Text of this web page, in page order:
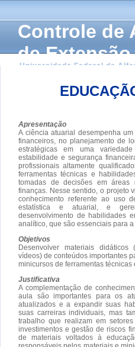
Controle de
de Extensão
Universidade Federal de
Apresentação
A ciência atuarial desempenha
financeiros, no planejamento de
estratégicas em uma
estabilidade e segurança
profissionais altamente
ferramentas técnicas e
tomadas de decisões em
finanças. Nesse sentido, o projeto
conhecimento referente ao uso
estatística e atuarial, e
desenvolvimento de habilidades
analítico, que são essenciais para
Objetivos
Desenvolver materiais didáticos
vídeos) de conteúdos importantes
minicursos de ferramentas
Justificativa
A complementação de
aula são importantes para os
atualizados e a expandir suas
suas carreiras individuais, mas
trabalho que realizam em
investimentos e gestão de riscos
de materiais voltados à